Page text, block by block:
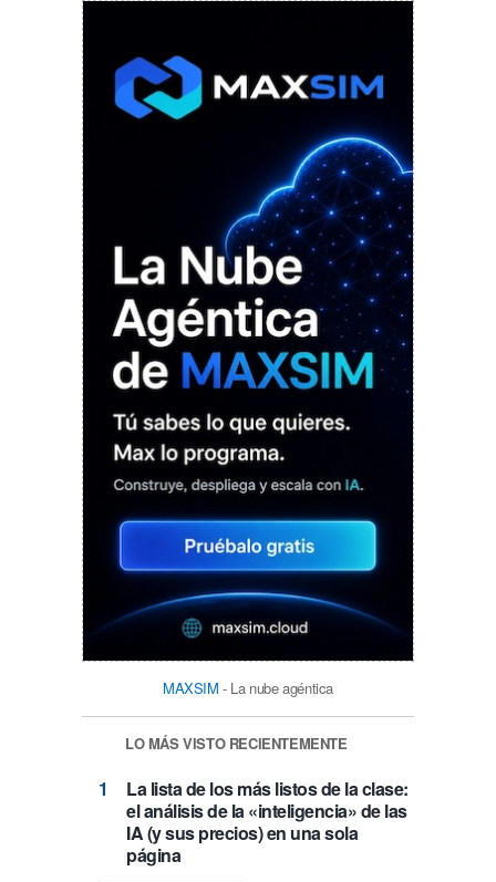
MAXSIM - La nube agéntica
LO MÁS VISTO RECIENTEMENTE
La lista de los más listos de la clase:
el análisis de la «inteligencia» de las
IA (y sus precios) en una sola
página